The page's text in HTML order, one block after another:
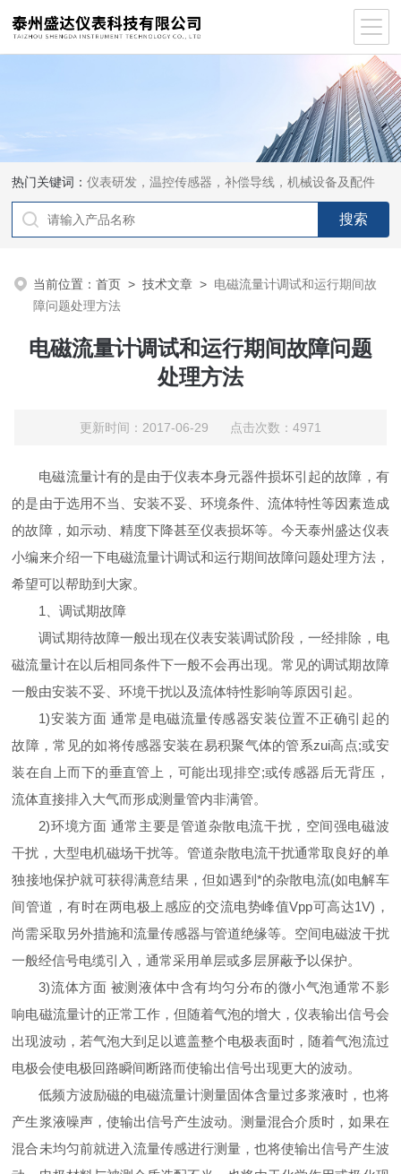
热门关键词：仪表研发，温控传感器，补偿导线，机械设备及配件
当前位置：首页 >技术文章 > 电磁流量计调试和运行期间故
障问题处理方法
电磁流量计调试和运行期间故障问题
处理方法
更新时间：2017-06-29 点击次数：4971
电磁流量计有的是由于仪表本身元器件损坏引起的故障，有
的是由于选用不当、安装不妥、环境条件、流体特性等因素造成
的故障，如示动、精度下降甚至仪表损坏等。今天泰州盛达仪表
小编来介绍一下电磁流量计调试和运行期间故障问题处理方法，
希望可以帮助到大家。
1、调试期故障
调试期待故障一般出现在仪表安装调试阶段，一经排除，电
磁流量计在以后相同条件下一般不会再出现。常见的调试期故障
一般由安装不妥、环境干扰以及流体特性影响等原因引起。
1)安装方面 通常是电磁流量传感器安装位置不正确引起的
故障，常见的如将传感器安装在易积聚气体的管系zui高点;或安
装在自上而下的垂直管上，可能出现排空;或传感器后无背压，
流体直接排入大气而形成测量管内非满管。
2)环境方面 通常主要是管道杂散电流干扰，空间强电磁波
干扰，大型电机磁场干扰等。管道杂散电流干扰通常取良好的单
独接地保护就可获得满意结果，但如遇到*的杂散电流(如电解车
间管道，有时在两电极上感应的交流电势峰值Vpp可高达1V)，
尚需采取另外措施和流量传感器与管道绝缘等。空间电磁波干扰
一般经信号电缆引入，通常采用单层或多层屏蔽予以保护。
3)流体方面 被测液体中含有均匀分布的微小气泡通常不影
响电磁流量计的正常工作，但随着气泡的增大，仪表输出信号会
出现波动，若气泡大到足以遮盖整个电极表面时，随着气泡流过
电极会使电极回路瞬间断路而使输出信号出现更大的波动。
低频方波励磁的电磁流量计测量固体含量过多浆液时，也将
产生浆液噪声，使输出信号产生波动。测量混合介质时，如果在
混合未均匀前就进入流量传感进行测量，也将使输出信号产生波